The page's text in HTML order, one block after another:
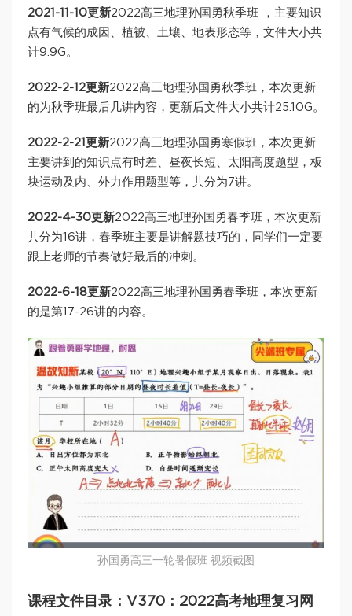
2021-11-10更新2022高三地理孙国勇秋季班 ，主要知识
点有气候的成因、植被、土壤、地表形态等，文件大小共
计9.9G。
2022-2-12更新2022高三地理孙国勇秋季班，本次更新
的为秋季班最后几讲内容，更新后文件大小共计25.10G。
2022-2-21更新2022高三地理孙国勇寒假班，本次更新
主要讲到的知识点有时差、昼夜长短、太阳高度题型，板
块运动及内、外力作用题型等，共分为7讲。
2022-4-30更新2022高三地理孙国勇春季班，本次更新
共分为16讲，春季班主要是讲解题技巧的，同学们一定要
跟上老师的节奏做好最后的冲刺。
2022-6-18更新2022高三地理孙国勇春季班，本次更新
的是第17-26讲的内容。
孙国勇高三一轮暑假班 视频截图
课程文件目录：V370：2022高考地理复习网